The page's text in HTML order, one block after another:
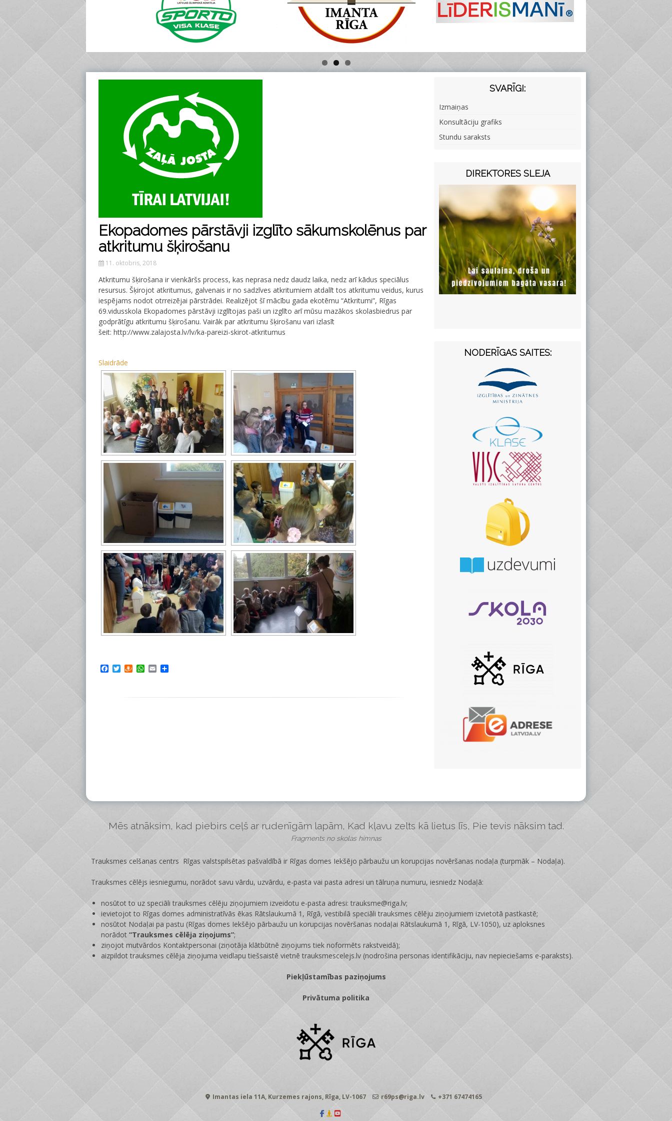
Ekopadomes pārstāvji izglīto sākumskolēnus par
atkritumu šķirošanu
11. oktobris, 2018
Atkritumu šķirošana ir vienkāršs process, kas neprasa nedz daudz laika, nedz arī kādus speciālus
resursus. Šķirojot atkritumus, galvenais ir no sadzīves atkritumiem atdalīt tos atkritumu veidus, kurus
iespējams nodot otrreizējai pārstrādei. Realizējot šī mācību gada ekotēmu “Atkritumi”, Rīgas
69.vidusskola Ekopadomes pārstāvji izglītojas paši un izglīto arī mūsu mazākos skolasbiedrus par
godprātīgu atkritumu šķirošanu. Vairāk par atkritumu šķirošanu vari izlasīt
šeit: http://www.zalajosta.lv/lv/ka-pareizi-skirot-atkritumus
Slaidrāde
Facebook
TwitterDraugiem
WhatsApp
Email
SVARĪGI:
Izmaiņas
Konsultāciju grafiks
Stundu saraksts
DIREKTORES SLEJA
NODERĪGAS SAITES:
Mēs atnāksim, kad piebirs ceļš ar rudenīgām lapām, Kad kļavu zelts kā lietus līs, Pie tevis nāksim tad.
Fragments no skolas himnas
Trauksmes celšanas centrs Rīgas valstspilsētas pašvaldībā ir Rīgas domes Iekšējo pārbaužu un korupcijas novēršanas nodaļa (turpmāk – Nodaļa).
Trauksmes cēlējs iesniegumu, norādot savu vārdu, uzvārdu, e-pasta vai pasta adresi un tālruņa numuru, iesniedz Nodaļā:
nosūtot to uz speciāli trauksmes cēlēju ziņojumiem izveidotu e-pasta adresi: trauksme@riga.lv;
ievietojot to Rīgas domes administratīvās ēkas Rātslaukumā 1, Rīgā, vestibilā speciāli trauksmes cēlēju ziņojumiem izvietotā pastkastē;
nosūtot Nodaļai pa pastu (Rīgas domes Iekšējo pārbaužu un korupcijas novēršanas nodaļai Rātslaukumā 1, Rīgā, LV-1050), uz aploksnes
norādot “Trauksmes cēlēja ziņojums”;
ziņojot mutvārdos Kontaktpersonai (ziņotāja klātbūtnē ziņojums tiek noformēts rakstveidā);
aizpildot trauksmes cēlēja ziņojuma veidlapu tiešsaistē vietnē trauksmescelejs.lv (nodrošina personas identifikāciju, nav nepieciešams e-paraksts).
Piekļūstamības paziņojums
Privātuma politika
Imantas iela 11A, Kurzemes rajons, Rīga, LV-1067 r69ps@riga.lv +371 67474165